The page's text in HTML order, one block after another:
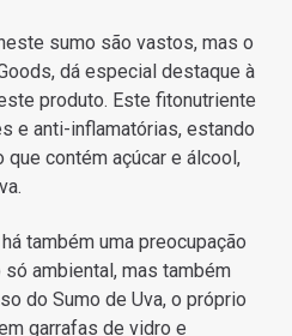
sumo são vastos, mas o
dá especial destaque à
produto. Este fitonutriente
e anti-inflamatórias, estando
contém açúcar e álcool,
também uma preocupação
ambiental, mas também
do Sumo de Uva, o próprio
garrafas de vidro e